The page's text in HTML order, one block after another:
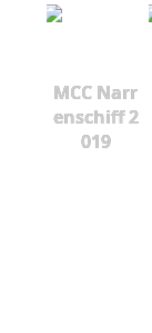
MCC Narr
enschiff 2
019